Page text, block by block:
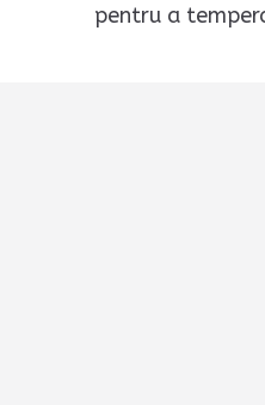
pentru a